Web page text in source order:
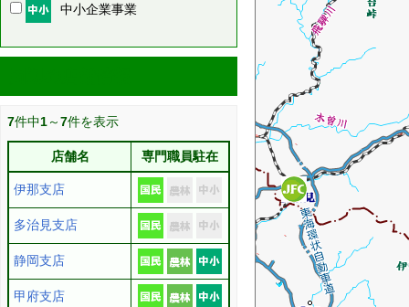
中小企業事業
7件中1～7件を表示
店舗名 専門職員駐在
伊那支店
多治見支店
静岡支店
甲府支店